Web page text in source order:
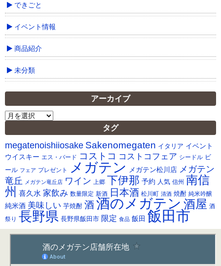
できごと
イベント情報
商品紹介
未分類
アーカイブ
ア
カ
イ
ブ
タグ
megatenoishiiosake Sakenomegaten イタリア イベント
ウイスキー エス・バード コストコ コストコフェア シードル ビ
ール フェア プレゼント メガテン メガテン松川店 メガテン
竜丘
メガテン竜丘店 ワイン 上郷 下伊那 予約 人気 信州 南信
州 喜久水 家飲み 数量限定 新酒 日本酒 松川町 清酒 焼酎 純米吟醸
純米酒 美味しい 芋焼酎 酒酒のメガテン 酒屋 酒
祭り 長野県 長野県飯田市 限定 食品 飯田 飯田市